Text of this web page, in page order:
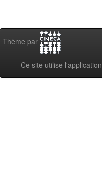
Thème par
Ce site utilise l'application